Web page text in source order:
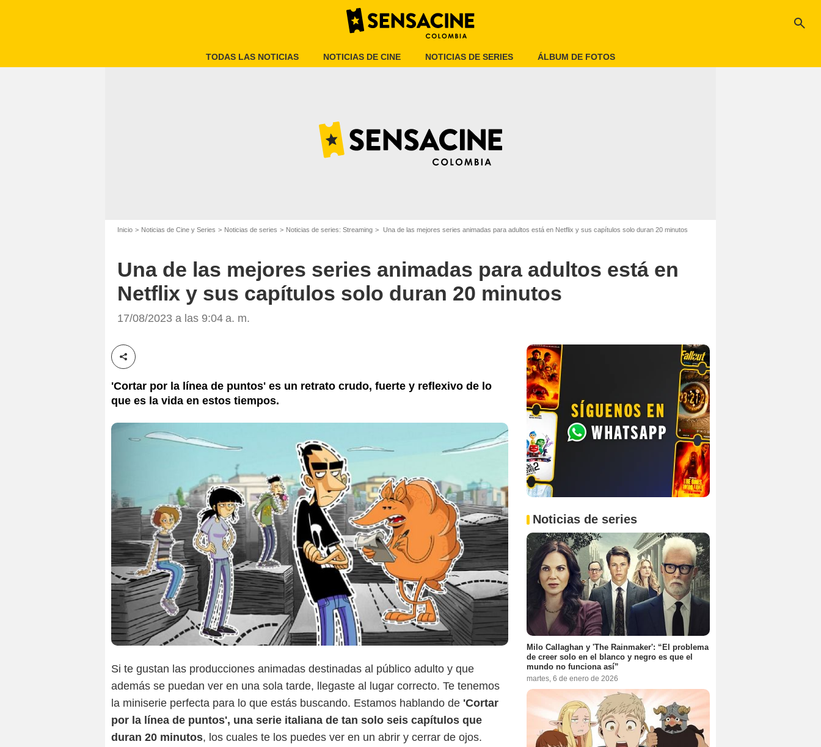
search
TODAS LAS NOTICIAS NOTICIAS DE CINE NOTICIAS DE SERIES ÁLBUM DE FOTOS
Inicio Noticias de Cine y Series Noticias de series Noticias de series: Streaming Una de las mejores series animadas para adultos está en Netflix y sus capítulos solo duran 20 minutos
Una de las mejores series animadas para adultos está en
Netflix y sus capítulos solo duran 20 minutos
17/08/2023 a las 9:04 a. m.
Compartir esta noticia
'Cortar por la línea de puntos' es un retrato crudo, fuerte y reflexivo de lo
que es la vida en estos tiempos.
Si te gustan las producciones animadas destinadas al público adulto y que
además se puedan ver en una sola tarde, llegaste al lugar correcto. Te tenemos
la miniserie perfecta para lo que estás buscando. Estamos hablando de 'Cortar
por la línea de puntos', una serie italiana de tan solo seis capítulos que
duran 20 minutos, los cuales te los puedes ver en un abrir y cerrar de ojos.
Noticias de series
Milo Callaghan y 'The Rainmaker': “El problema
de creer solo en el blanco y negro es que el
mundo no funciona así”
martes, 6 de enero de 2026